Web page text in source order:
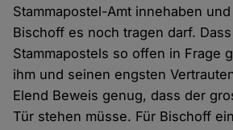
Stammapostel-Amt innehaben
Bischoff es noch tragen darf.
Stammapostels so offen in Frage
ihm und seinen engsten
Elend Beweis genug, dass der
Tür stehen müsse. Für Bischoff